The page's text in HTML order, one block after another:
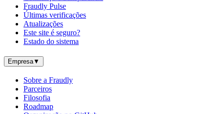
Fraudly Pulse
Últimas verificações
Atualizações
Este site é seguro?
Estado do sistema
Empresa▼
Sobre a Fraudly
Parceiros
Filosofia
Roadmap